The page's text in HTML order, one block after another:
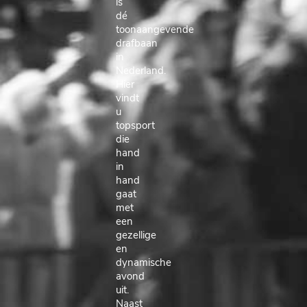
is
dé
toonaangevende
drafbaan
in
Nederland.
Hier
vindt
u
topsport
die
hand
in
hand
gaat
met
een
gezellige
en
dynamische
avond
uit.
Naast